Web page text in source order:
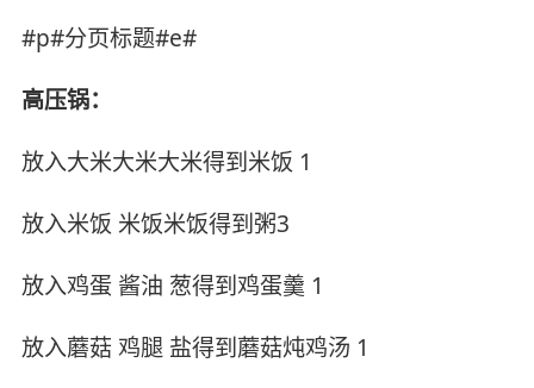
#p#分页标题#e#
高压锅：
放入大米大米大米得到米饭 1
放入米饭 米饭米饭得到粥3
放入鸡蛋 酱油 葱得到鸡蛋羹 1
放入蘑菇 鸡腿 盐得到蘑菇炖鸡汤 1